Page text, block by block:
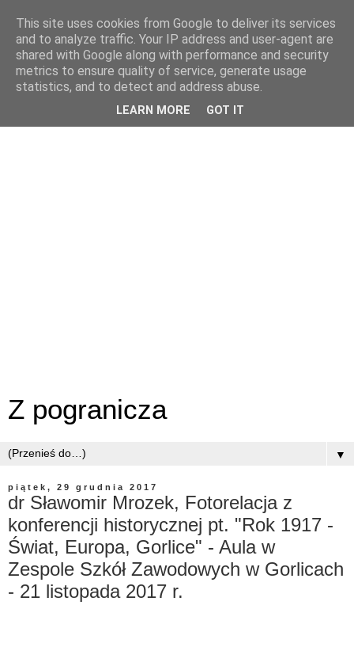
Z pogranicza
▼
piątek, 29 grudnia 2017
dr Sławomir Mrozek, Fotorelacja z
konferencji historycznej pt. "Rok 1917 -
Świat, Europa, Gorlice" - Aula w
Zespole Szkół Zawodowych w Gorlicach
- 21 listopada 2017 r.
This site uses cookies from Google to deliver its services
and to analyze traffic. Your IP address and user-agent are
shared with Google along with performance and security
metrics to ensure quality of service, generate usage
statistics, and to detect and address abuse.
LEARN MORE GOT IT